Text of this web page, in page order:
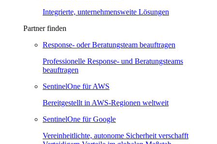
Integrierte, unternehmensweite Lösungen
Partner finden
Response- oder Beratungsteam beauftragen
Professionelle Response- und Beratungsteams
beauftragen
SentinelOne für AWS
Bereitgestellt in AWS-Regionen weltweit
SentinelOne für Google
Vereinheitlichte, autonome Sicherheit verschafft